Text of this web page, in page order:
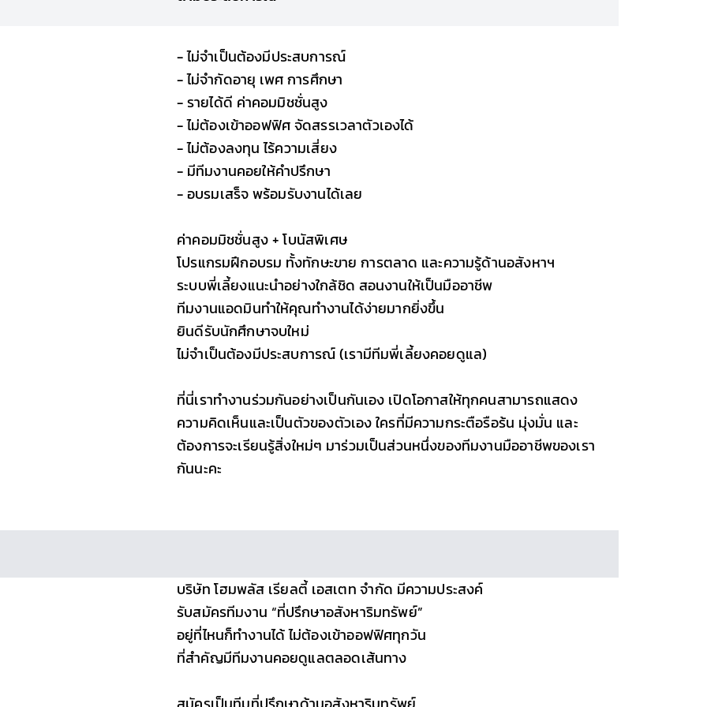
- ไม่จำเป็นต้องมีประสบการณ์
- ไม่จำกัดอายุ เพศ การศึกษา
- รายได้ดี ค่าคอมมิชชั่นสูง
- ไม่ต้องเข้าออฟฟิศ จัดสรรเวลาตัวเองได้
- ไม่ต้องลงทุน ไร้ความเสี่ยง
- มีทีมงานคอยให้คำปรึกษา
- อบรมเสร็จ พร้อมรับงานได้เลย
ค่าคอมมิชชั่นสูง + โบนัสพิเศษ
โปรแกรมฝึกอบรม ทั้งทักษะขาย การตลาด และความรู้ด้านอสังหาฯ
ระบบพี่เลี้ยงแนะนำอย่างใกล้ชิด สอนงานให้เป็นมืออาชีพ
ทีมงานแอดมินทำให้คุณทำงานได้ง่ายมากยิ่งขึ้น
ยินดีรับนักศึกษาจบใหม่
ไม่จำเป็นต้องมีประสบการณ์ (เรามีทีมพี่เลี้ยงคอยดูแล)
ที่นี่เราทำงานร่วมกันอย่างเป็นกันเอง เปิดโอกาสให้ทุกคนสามารถแสดง
ความคิดเห็นและเป็นตัวของตัวเอง ใครที่มีความกระตือรือร้น มุ่งมั่น และ
ต้องการจะเรียนรู้สิ่งใหม่ๆ มาร่วมเป็นส่วนหนึ่งของทีมงานมืออาชีพของเรา
กันนะคะ
บริษัท โฮมพลัส เรียลตี้ เอสเตท จำกัด มีความประสงค์
รับสมัครทีมงาน “ที่ปรึกษาอสังหาริมทรัพย์”
อยู่ที่ไหนก็ทำงานได้ ไม่ต้องเข้าออฟฟิศทุกวัน
ที่สำคัญมีทีมงานคอยดูแลตลอดเส้นทาง